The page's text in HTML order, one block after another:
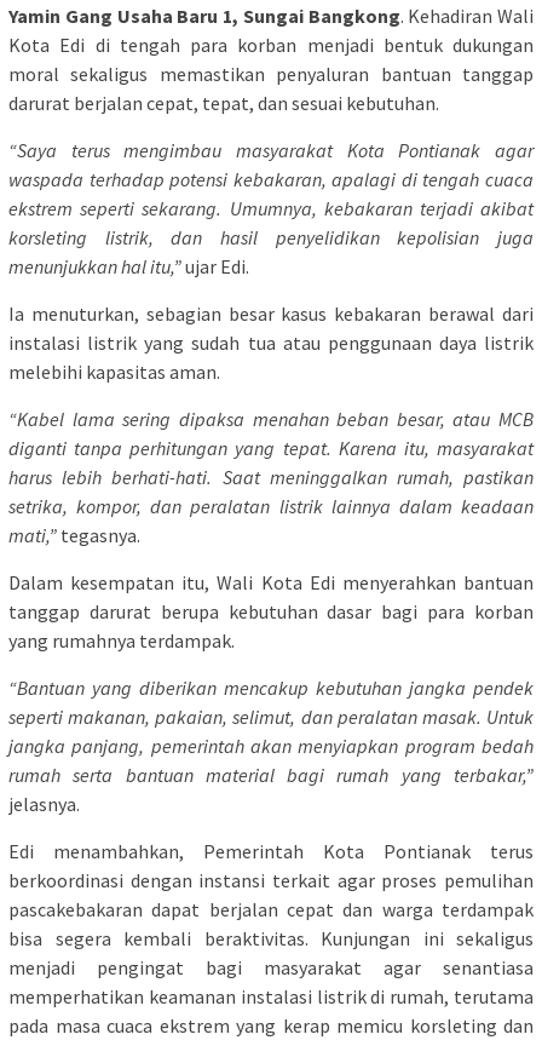
Yamin Gang Usaha Baru 1, Sungai Bangkong. Kehadiran Wali
Kota Edi di tengah para korban menjadi bentuk dukungan
moral sekaligus memastikan penyaluran bantuan tanggap
darurat berjalan cepat, tepat, dan sesuai kebutuhan.
“Saya terus mengimbau masyarakat Kota Pontianak agar
waspada terhadap potensi kebakaran, apalagi di tengah cuaca
ekstrem seperti sekarang. Umumnya, kebakaran terjadi akibat
korsleting listrik, dan hasil penyelidikan kepolisian juga
menunjukkan hal itu,”ujar Edi.
Ia menuturkan, sebagian besar kasus kebakaran berawal dari
instalasi listrik yang sudah tua atau penggunaan daya listrik
melebihi kapasitas aman.
“Kabel lama sering dipaksa menahan beban besar, atau MCB
diganti tanpa perhitungan yang tepat. Karena itu, masyarakat
harus lebih berhati-hati. Saat meninggalkan rumah, pastikan
setrika, kompor, dan peralatan listrik lainnya dalam keadaan
mati,” tegasnya.
Dalam kesempatan itu, Wali Kota Edi menyerahkan bantuan
tanggap darurat berupa kebutuhan dasar bagi para korban
yang rumahnya terdampak.
“Bantuan yang diberikan mencakup kebutuhan jangka pendek
seperti makanan, pakaian, selimut, dan peralatan masak. Untuk
jangka panjang, pemerintah akan menyiapkan program bedah
rumah serta bantuan material bagi rumah yang terbakar,”
jelasnya.
Edi menambahkan, Pemerintah Kota Pontianak terus
berkoordinasi dengan instansi terkait agar proses pemulihan
pascakebakaran dapat berjalan cepat dan warga terdampak
bisa segera kembali beraktivitas. Kunjungan ini sekaligus
menjadi pengingat bagi masyarakat agar senantiasa
memperhatikan keamanan instalasi listrik di rumah, terutama
pada masa cuaca ekstrem yang kerap memicu korsleting dan